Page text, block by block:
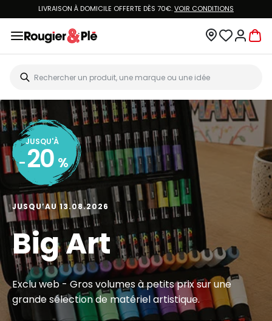
LIVRAISON À DOMICILE OFFERTE DÈS 70€.VOIR CONDITIONS
JUSQU'À
- 20 %
JUSQU’AU 13.08.2026
Big Art
Exclu web - Gros volumes à petits prix sur une
grande sélection de matériel artistique.